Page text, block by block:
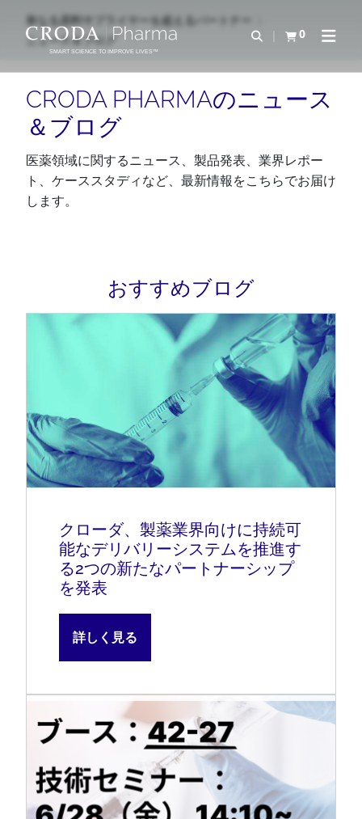
ン
ー
SMART SCIENCE TO IMPROVE LIVES™
検索を開く
0
カートを確認す
ナビ
単なる原料サプライヤーを超えるパートナー
ニュース＆ブログ
CRODA PHARMAのニュース
＆ブログ
医薬領域に関するニュース、製品発表、業界レポー
ト、ケーススタディなど、最新情報をこちらでお届け
します。
おすすめブログ
クローダ、製薬業界向けに持続可
能なデリバリーシステムを推進す
る2つの新たなパートナーシップ
を発表
詳しく見る